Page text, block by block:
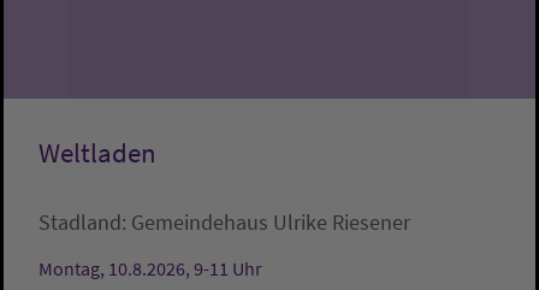
Weltladen
Stadland: Gemeindehaus Ulrike Riesener
Montag, 10.8.2026, 9-11 Uhr